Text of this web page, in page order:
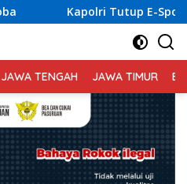
Sports Kapolri Cup 2026, Ajak
JAWA TENGAH JAWA TIMUR